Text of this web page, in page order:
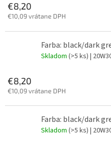
€8,20
€10,09 vrátane DPH
Farba: black/dark
Skladom (>5 ks) |
€8,20
€10,09 vrátane DPH
Farba: black/dark
Skladom (>5 ks) |